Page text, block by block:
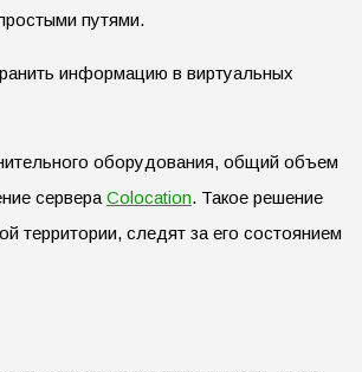
путями.
информацию в виртуальных
оборудования, общий объем
сервера Colocation. Такое решение
территории, следят за его состоянием